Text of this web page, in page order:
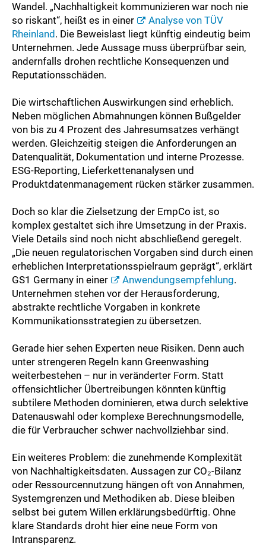
Wandel. „Nachhaltigkeit kommunizieren war noch nie
so riskant“, heißt es in einer
Analyse von TÜV
Rheinland . Die Beweislast liegt künftig eindeutig beim
Unternehmen. Jede Aussage muss überprüfbar sein,
andernfalls drohen rechtliche Konsequenzen und
Reputationsschäden.
Die wirtschaftlichen Auswirkungen sind erheblich.
Neben möglichen Abmahnungen können Bußgelder
von bis zu 4 Prozent des Jahresumsatzes verhängt
werden. Gleichzeitig steigen die Anforderungen an
Datenqualität, Dokumentation und interne Prozesse.
ESG-Reporting, Lieferkettenanalysen und
Produktdatenmanagement rücken stärker zusammen.
Doch so klar die Zielsetzung der EmpCo ist, so
komplex gestaltet sich ihre Umsetzung in der Praxis.
Viele Details sind noch nicht abschließend geregelt.
„Die neuen regulatorischen Vorgaben sind durch einen
erheblichen Interpretationsspielraum geprägt“, erklärt
GS1 Germany in einer
Anwendungsempfehlung.
Unternehmen stehen vor der Herausforderung,
abstrakte rechtliche Vorgaben in konkrete
Kommunikationsstrategien zu übersetzen.
Gerade hier sehen Experten neue Risiken. Denn auch
unter strengeren Regeln kann Greenwashing
weiterbestehen – nur in veränderter Form. Statt
offensichtlicher Übertreibungen könnten künftig
subtilere Methoden dominieren, etwa durch selektive
Datenauswahl oder komplexe Berechnungsmodelle,
die für Verbraucher schwer nachvollziehbar sind.
Ein weiteres Problem: die zunehmende Komplexität
von Nachhaltigkeitsdaten. Aussagen zur CO₂-Bilanz
oder Ressourcennutzung hängen oft von Annahmen,
Systemgrenzen und Methodiken ab. Diese bleiben
selbst bei gutem Willen erklärungsbedürftig. Ohne
klare Standards droht hier eine neue Form von
Intransparenz.